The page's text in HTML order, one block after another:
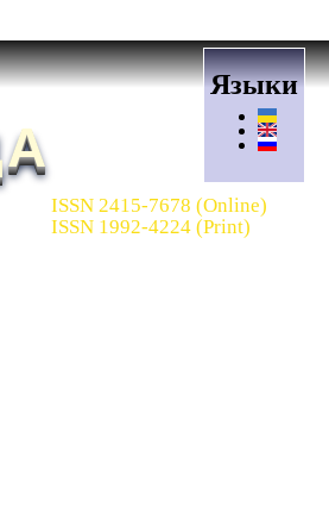
ISSN 2415-7678 (Online)
ISSN 1992-4224 (Print)
Языки